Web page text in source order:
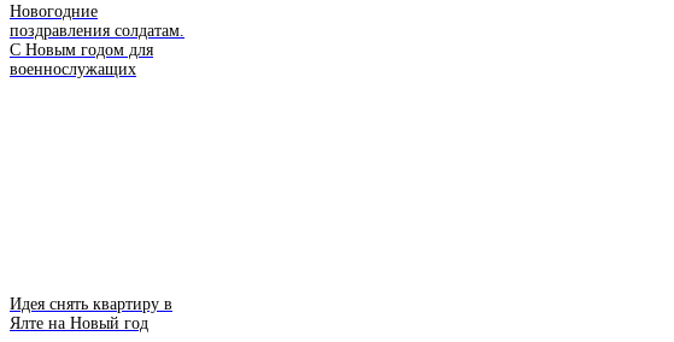
Новогодние
поздравления солдатам.
С Новым годом для
военнослужащих
Идея снять квартиру в
Ялте на Новый год